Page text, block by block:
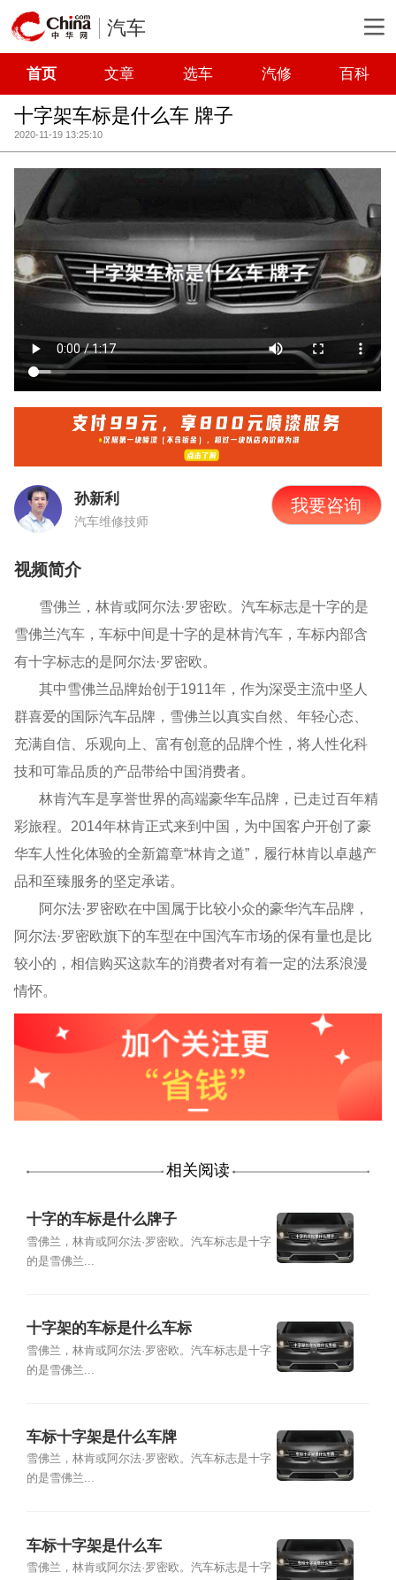
汽车
首页 文章 选车 汽修 百科
十字架车标是什么车 牌子
2020-11-19 13:25:10
孙新利
汽车维修技师
我要咨询
视频简介
雪佛兰，林肯或阿尔法·罗密欧。汽车标志是十字的是
雪佛兰汽车，车标中间是十字的是林肯汽车，车标内部含
有十字标志的是阿尔法·罗密欧。
其中雪佛兰品牌始创于1911年，作为深受主流中坚人
群喜爱的国际汽车品牌，雪佛兰以真实自然、年轻心态、
充满自信、乐观向上、富有创意的品牌个性，将人性化科
技和可靠品质的产品带给中国消费者。
林肯汽车是享誉世界的高端豪华车品牌，已走过百年精
彩旅程。 2014年林肯正式来到中国，为中国客户开创了豪
华车人性化体验的全新篇章“林肯之道”，履行林肯以卓越产
品和至臻服务的坚定承诺。
阿尔法·罗密欧在中国属于比较小众的豪华汽车品牌，
阿尔法·罗密欧旗下的车型在中国汽车市场的保有量也是比
较小的，相信购买这款车的消费者对有着一定的法系浪漫
情怀。
相关阅读
十字的车标是什么牌子
雪佛兰，林肯或阿尔法·罗密欧。汽车标志是十字
的是雪佛兰...
十字架的车标是什么车标
雪佛兰，林肯或阿尔法·罗密欧。汽车标志是十字
的是雪佛兰...
车标十字架是什么车牌
雪佛兰，林肯或阿尔法·罗密欧。汽车标志是十字
的是雪佛兰...
车标十字架是什么车
雪佛兰，林肯或阿尔法·罗密欧。汽车标志是十字